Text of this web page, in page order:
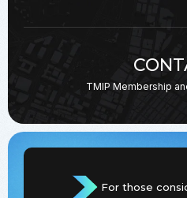
TMIP Membership
For those